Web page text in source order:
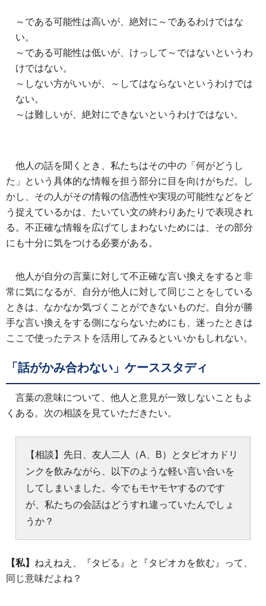
～である可能性は高いが、絶対に～であるわけではな
い。
～である可能性は低いが、けっして～ではないというわ
けではない。
～しない方がいいが、～してはならないというわけでは
ない。
～は難しいが、絶対にできないというわけではない。
他人の話を聞くとき、私たちはその中の「何がどうし
た」という具体的な情報を担う部分に目を向けがちだ。し
かし、その人がその情報の信憑性や実現の可能性などをど
う捉えているかは、たいてい文の終わりあたりで表現され
る。不正確な情報を広げてしまわないためには、その部分
にも十分に気をつける必要がある。
他人が自分の言葉に対して不正確な言い換えをすると非
常に気になるが、自分が他人に対して同じことをしている
ときは、なかなか気づくことができないものだ。自分が勝
手な言い換えをする側にならないためにも、迷ったときは
ここで使ったテストを活用してみるといいかもしれない。
「話がかみ合わない」ケーススタディ
言葉の意味について、他人と意見が一致しないこともよ
くある。次の相談を見ていただきたい。
【相談】先日、友人二人（A、B）とタピオカドリ
ンクを飲みながら、以下のような軽い言い合いを
してしまいました。今でもモヤモヤするのです
が、私たちの会話はどうすれ違っていたんでしょ
うか？
【私】 ねえねえ、『タピる』と『タピオカを飲む』って、
同じ意味だよね？